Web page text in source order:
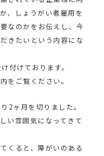
、しょうがい者雇用を
なのかをお伝えし、今
きたいという内容にな
付けております。
をご覧ください。
2ヶ月を切りました。
い雰囲気になってきて
くると、障がいのある